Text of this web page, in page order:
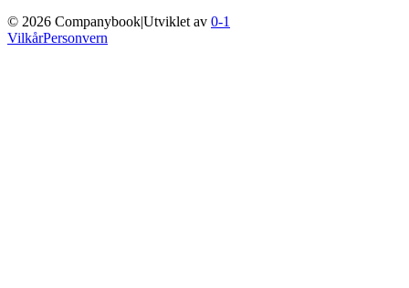
© 2026 CompanybookUtviklet av 0-1
VilkårPersonvern